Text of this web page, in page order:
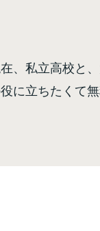
、私立高校と
に立ちたくて